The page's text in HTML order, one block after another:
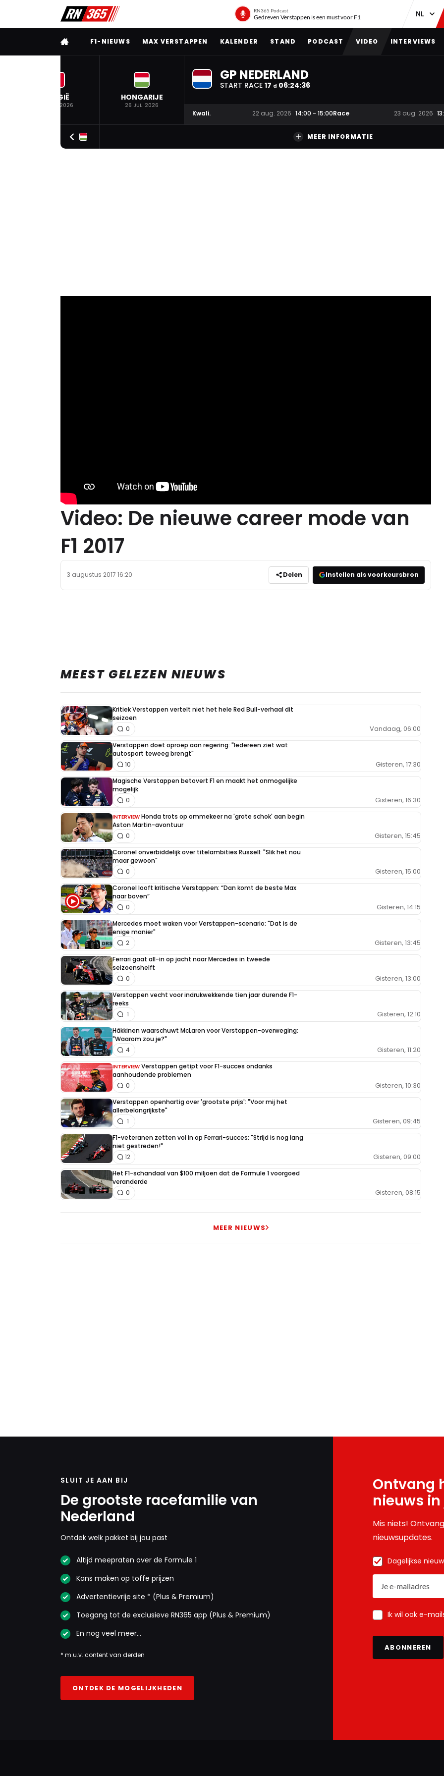
RN365 Podcast
Gedreven Verstappen is een must voor F1
VOLLEDIG MENU
F1-NIEUWS MAX VERSTAPPEN KALENDER STAND PODCAST VIDEO INTERVIEWS
BELGIË
19 JUL. 2026
HONGARIJE
26 JUL. 2026
GP NEDERLAND
START RACE 17 d 06:24:35
Kwali. 22 aug. 2026 14:00 - 15:00Race 23 aug. 2026
MEER INFORMATIE
Video: De nieuwe career mode van
F1 2017
3 augustus 2017 16:20 Delen Instellen als voorkeursbron
MEEST GELEZEN NIEUWS
Kritiek Verstappen vertelt niet het hele Red Bull-verhaal dit
seizoen
Vandaag, 06:00
0
Verstappen doet oproep aan regering: "Iedereen ziet wat
autosport teweeg brengt"
Gisteren, 17:30
10
Magische Verstappen betovert F1 en maakt het onmogelijke
mogelijk
Gisteren, 16:30
0
INTERVIEW Honda trots op ommekeer na 'grote schok' aan begin
Aston Martin-avontuur
Gisteren, 15:45
0
Coronel onverbiddelijk over titelambities Russell: "Slik het nou
maar gewoon"
Gisteren, 15:00
0
Coronel looft kritische Verstappen: “Dan komt de beste Max
naar boven”
Gisteren, 14:15
0
Mercedes moet waken voor Verstappen-scenario: "Dat is de
enige manier"
Gisteren, 13:45
2
Ferrari gaat all-in op jacht naar Mercedes in tweede
seizoenshelft
Gisteren, 13:00
0
Verstappen vecht voor indrukwekkende tien jaar durende F1-
reeks
Gisteren, 12:10
1
Häkkinen waarschuwt McLaren voor Verstappen-overweging:
"Waarom zou je?"
Gisteren, 11:20
4
INTERVIEW Verstappen getipt voor F1-succes ondanks
aanhoudende problemen
Gisteren, 10:30
0
Verstappen openhartig over 'grootste prijs': "Voor mij het
allerbelangrijkste"
Gisteren, 09:45
1
F1-veteranen zetten vol in op Ferrari-succes: "Strijd is nog lang
niet gestreden!"
Gisteren, 09:00
12
Het F1-schandaal van $100 miljoen dat de Formule 1 voorgoed
veranderde
Gisteren, 08:15
0
MEER NIEUWS
SLUIT JE AAN BIJ
De grootste racefamilie van
Nederland
Ontdek welk pakket bij jou past
Altijd meepraten over de Formule 1
Kans maken op toffe prijzen
Advertentievrije site * (Plus & Premium)
Toegang tot de exclusieve RN365 app (Plus & Premium)
En nog veel meer…
* m.u.v. content van derden
ONTDEK DE MOGELIJKHEDEN
Ontvang
nieuws
Mis niets!
nieuwsupdates.
Dagelijkse
Ik wil ook e-
ABONNEREN